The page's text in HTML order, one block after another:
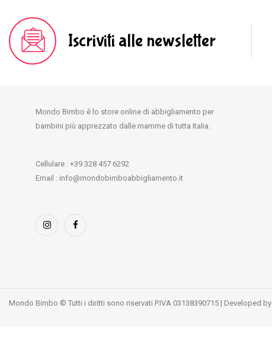
Iscriviti alle newsletter
Mondo Bimbo è lo store online di abbigliamento per
bambini più apprezzato dalle mamme di tutta Italia.
Cellulare : +39 328 457 6292
Email : info@mondobimboabbigliamento.it
Mondo Bimbo © Tutti i diritti sono riservati P.IVA 03138390715 | Developed by